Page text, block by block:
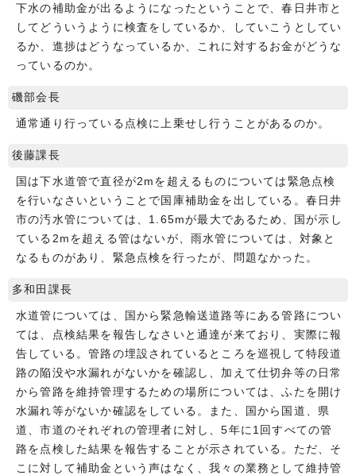
下水の補助金が出るようになったということで、春日井市と
してどういうように検査をしているか、していこうとしてい
るか、進捗はどうなっているか、これに対するお金がどうな
っているのか。
磯部会長
通常通り行っている点検に上乗せし行うことがあるのか。
後藤課長
国は下水道管で直径が2mを超えるものについては緊急点検
を行いなさいということで国庫補助金を出している。春日井
市の汚水管については、1.65mが最大であるため、国が示し
ている2mを超える管はないが、雨水管については、対象と
なるものがあり、緊急点検を行ったが、問題なかった。
多和田課長
水道管については、国から緊急輸送道路等にある管路につい
ては、点検結果を報告しなさいと通達が来ており、実際に報
告している。管路の埋設されているところを巡視して特段道
路の陥没や水漏れがないかを確認し、加えて仕切弁等の日常
から管路を維持管理するための場所については、ふたを開け
水漏れ等がないか確認をしている。また、国から国道、県
道、市道のそれぞれの管理者に対し、5年に1回すべての管
路を点検した結果を報告することが示されている。ただ、そ
こに対して補助金という声はなく、我々の業務として維持管